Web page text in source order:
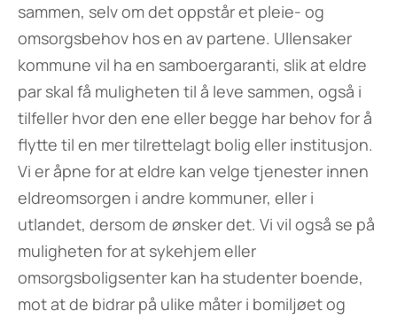
sammen, selv om det oppstår et pleie- og
omsorgsbehov hos en av partene. Ullensaker
kommune vil ha en samboergaranti, slik at eldre
par skal få muligheten til å leve sammen, også i
tilfeller hvor den ene eller begge har behov for å
flytte til en mer tilrettelagt bolig eller institusjon.
Vi er åpne for at eldre kan velge tjenester innen
eldreomsorgen i andre kommuner, eller i
utlandet, dersom de ønsker det. Vi vil også se på
muligheten for at sykehjem eller
omsorgsboligsenter kan ha studenter boende,
mot at de bidrar på ulike måter i bomiljøet og